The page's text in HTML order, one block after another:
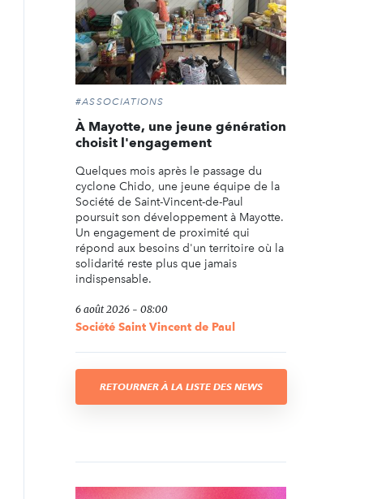
#ASSOCIATIONS
À Mayotte, une jeune génération
choisit l'engagement
Quelques mois après le passage du
cyclone Chido, une jeune équipe de la
Société de Saint-Vincent-de-Paul
poursuit son développement à Mayotte.
Un engagement de proximité qui
répond aux besoins d'un territoire où la
solidarité reste plus que jamais
indispensable.
6 août 2026 - 08:00
Société Saint Vincent de Paul
RETOURNER À LA LISTE DES NEWS